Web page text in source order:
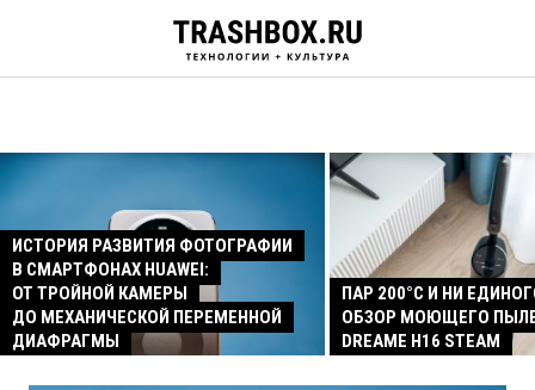
ИСТОРИЯ РАЗВИТИЯ ФОТОГРАФИИ
В СМАРТФОНАХ HUAWEI:
ОТ ТРОЙНОЙ КАМЕРЫ
ДО МЕХАНИЧЕСКОЙ ПЕРЕМЕННОЙ
ДИАФРАГМЫ
ПАР 200°C И НИ
ОБЗОР МОЮЩЕГО
DREAME H16 STEAM